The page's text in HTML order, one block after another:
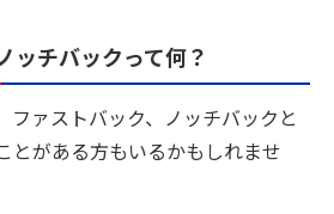
ッチバックって何？
ファストバック、ノッチバックと
とがある方もいるかもしれませ